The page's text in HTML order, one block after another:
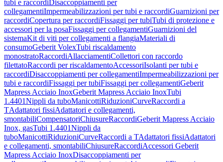
tubi e raccordiDisaccoppiamenti per
collegamentiImpermeabilizzazioni per tubi e raccordiGuarnizioni per
raccordiCopertura per raccordiFissaggi per tubiTubi di protezione e
accessori per la posaFissaggi per collegamentiGuarnizioni del
sistemaKit di viti per collegamenti a flangiaMateriali di
consumoGeberit VolexTubi riscaldamento
monostratoRaccordiAllacciamentiCollettori con raccordo
filettatoRaccordi per riscaldamentoAccessoriIsolanti per tubi e
raccordiDisaccoppiamenti per collegamentiImpermeabilizzazioni per
tubi e raccordiFissaggi per tubiFissaggi per collegamentiGeberit
Mapress Acciaio InoxGeberit Mapress Acciaio InoxTubi
1.4401Nippli da tuboManicottiRiduzioniCurveRaccordi a
TAdattatori fissiAdattatori e collegamenti,
smontabiliCompensatoriChiusureRaccordiGeberit Mapress Acciaio
Inox, gasTubi 1.4401Nippli da
tuboManicottiRiduzioniCurveRaccordi a TAdattatori fissiAdattatori
e collegamenti, smontabiliChiusureRaccordiAccessori Geberit
Mapress Acciaio InoxDisaccoppiamenti per